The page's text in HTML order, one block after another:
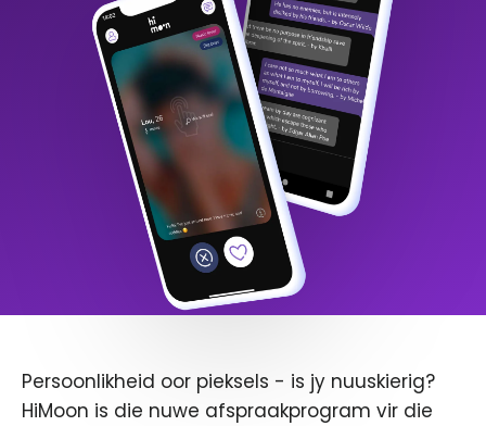
Persoonlikheid oor pieksels - is jy nuuskierig?
HiMoon is die nuwe afspraakprogram vir die